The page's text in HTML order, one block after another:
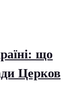
що
Церков